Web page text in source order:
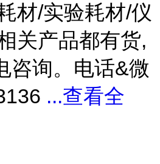
材/实验耗材/仪
关产品都有货,
咨询。电话&微
...查看全